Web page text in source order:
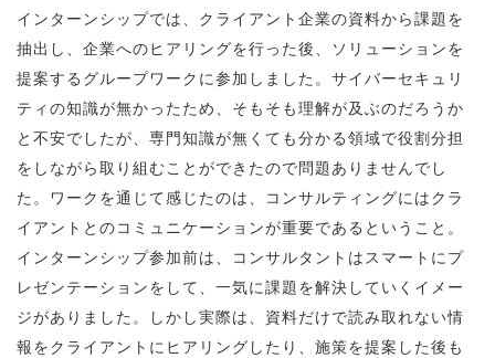
インターンシップでは、クライアント企業の資料から課題を
抽出し、企業へのヒアリングを行った後、ソリューションを
提案するグループワークに参加しました。サイバーセキュリ
ティの知識が無かったため、そもそも理解が及ぶのだろうか
と不安でしたが、専門知識が無くても分かる領域で役割分担
をしながら取り組むことができたので問題ありませんでし
た。ワークを通じて感じたのは、コンサルティングにはクラ
イアントとのコミュニケーションが重要であるということ。
インターンシップ参加前は、コンサルタントはスマートにプ
レゼンテーションをして、一気に課題を解決していくイメー
ジがありました。しかし実際は、資料だけで読み取れない情
報をクライアントにヒアリングしたり、施策を提案した後も